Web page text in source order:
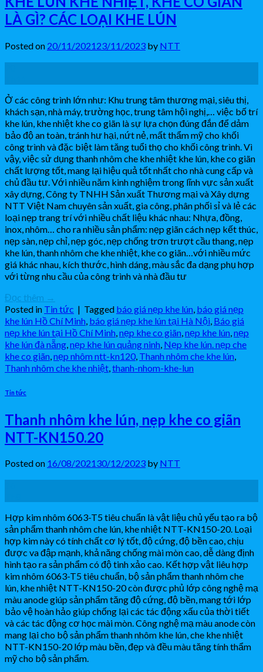
LÀ GÌ? CÁC LOẠI KHE LÚN
Posted on 20/11/202123/11/2023 by NTT
Ở các công trình lớn như: Khu trung tâm thương mại, siêu thị,
khách sạn, nhà máy, trường học, trung tâm hội nghị,… việc bố trí
khe lún, khe nhiệt khe co giãn là sự lựa chọn đúng đắn để dảm
bảo độ an toàn, tránh hư hại, nứt nẻ, mất thẩm mỹ cho khối
công trình và đặc biệt làm tăng tuổi thọ cho khối công trình. Vì
vậy, việc sử dụng thanh nhôm che khe nhiệt khe lún, khe co giãn
chất lượng tốt, mang lại hiệu quả tốt nhất cho nhà cung cấp và
chủ đầu tư. Với nhiều năm kinh nghiệm trong lĩnh vực sản xuất
xây dựng, Công ty TNHH Sản xuất Thương mại và Xây dựng
NTT Việt Nam chuyên sản xuất, gia công, phân phối sỉ và lẻ các
loại nẹp trang trí với nhiều chất liệu khác nhau: Nhựa, đồng,
inox, nhôm… cho ra nhiều sản phẩm: nẹp giãn cách nẹp kết thúc,
nẹp sàn, nẹp chỉ, nẹp góc, nẹp chống trơn trượt cầu thang, nẹp
khe lún, thanh nhôm che khe nhiệt, khe co giãn…với nhiều mức
giá khác nhau, kích thước, hình dáng, màu sắc đa dạng phụ hợp
với từng nhu cầu của công trình và nhà đầu tư
Đọc thêm →
Posted in Tin tức | Tagged báo giá nẹp khe lún báo giá nẹp
khe lún Hồ Chí Minh báo giá nẹp khe lún tại Hà Nội Báo giá
nẹp khe lún tại Hồ Chí Minh nẹp khe co giãn nẹp khe lún nẹp
khe lún đà nẵng nẹp khe lún quảng ninh Nẹp khe lún. nẹp che
khe co giãn nẹp nhôm ntt-kn120 Thanh nhôm che khe lún
Thanh nhôm che khe nhiệt thanh-nhom-khe-lun
Tin tức
Thanh nhôm khe lún, nẹp khe co giãn
NTT-KN150.20
Posted on 16/08/202130/12/2023 by NTT
Hợp kim nhôm 6063-T5 tiêu chuẩn là vật liệu chủ yếu tạo ra bộ
sản phẩm thanh nhôm che lún, khe nhiệt NTT-KN150-20. Loại
hợp kim này có tính chất cơ lý tốt, độ cứng, độ bền cao, chịu
được va đập mạnh, khả năng chống mài mòn cao, dễ dàng định
hình tạo ra sản phẩm có độ tinh xảo cao. Kết hợp vật liêu hợp
kim nhôm 6063-T5 tiêu chuẩn, bộ sản phẩm thanh nhôm che
lún, khe nhiệt NTT-KN150-20 còn được phủ lớp công nghệ mạ
màu anode giúp sản phẩm tăng độ cứng, độ bền, mang tới lớp
bảo vệ hoàn hảo giúp chống lại các tác động xấu của thời tiết
và các tác động cơ học mài mòn. Công nghệ mạ màu anode còn
mang lại cho bộ sản phẩm thanh nhôm khe lún, che khe nhiệt
NTT-KN150-20 lớp màu bền, đẹp và đều màu tăng tính thẩm
mỹ cho bộ sản phẩm.